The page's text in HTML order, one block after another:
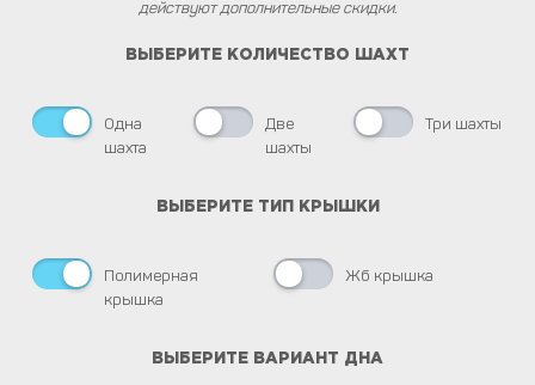
действуют дополнительные скидки.
ВЫБEРИТЕ КОЛИЧЕСТВО ШАХТ
Одна
шахта
Две
шахты
Три шахты
ВЫБEРИТЕ ТИП КРЫШКИ
Полимерная
крышка
Жб крышка
ВЫБEРИТЕ ВАРИАНТ ДНА